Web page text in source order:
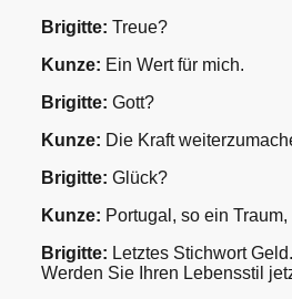
Brigitte: Treue?
Kunze: Ein Wert für mich.
Brigitte: Gott?
Kunze: Die Kraft
Brigitte: Glück?
Kunze: Portugal, so ein
Brigitte: Letztes Stichwort
Werden Sie Ihren Lebensstil